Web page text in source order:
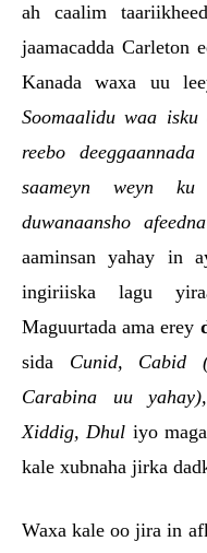
ah caalim
jaamacadda Carleton
Kanada waxa uu
Soomaalidu waa
reebo
saameyn weyn
duwanaansho
aaminsan yahay in
ingiriiska lagu
Maguurtada ama erey
sida Cunid, Cabid
Carabina uu
Xiddig, Dhul iyo
kale xubnaha jirka
Waxa kale oo jira in